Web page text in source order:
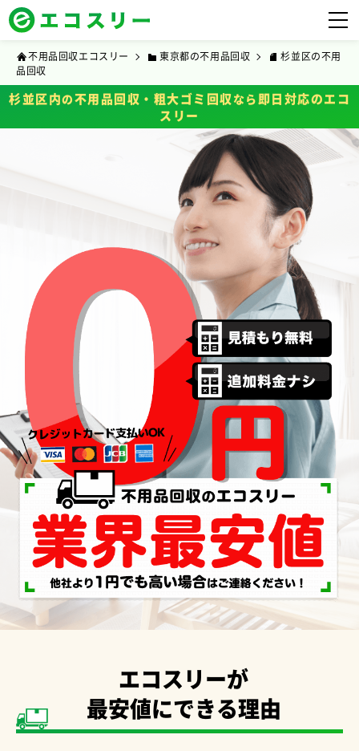
不用品回収エコスリー 東京都の不用品回収
杉並区の不用
品回収
杉並区内の不用品回収・粗大ゴミ回収なら 即日対応のエコ
スリー
エコスリーが
最安値にできる理由